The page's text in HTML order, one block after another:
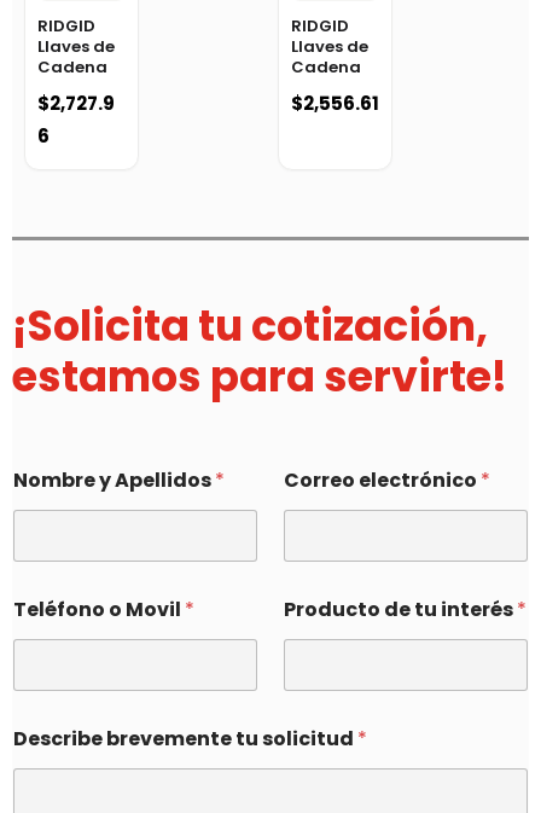
RIDGID
Llaves de
Cadena
$2,727.9
6
RIDGID
Llaves de
Cadena
$2,556.61
¡Solicita tu cotización,
estamos para servirte!
Nombre y Apellidos* Correo electrónico *
Teléfono o Movil * Producto de tu interés*
Describe brevemente tu solicitud *